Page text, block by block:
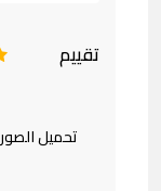
تقييم
تحميل الصور